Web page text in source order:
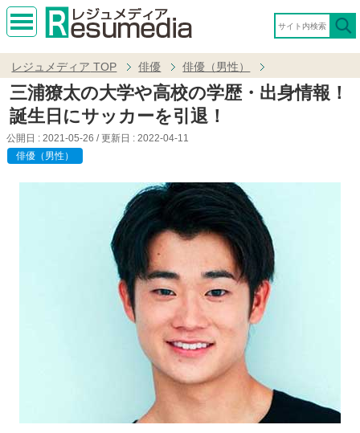
MEN
レジュメディア TOP 俳優 俳優（男性）
三浦獠太の大学や高校の学歴・出身情報！
誕生日にサッカーを引退！
公開日 : 2021-05-26 / 更新日 : 2022-04-11
俳優（男性）